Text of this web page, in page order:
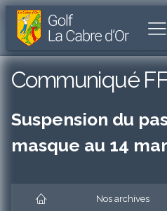
Golf
La
Cabre
d'Or
Parcours
de
trous
unique
Cabriès
Aller
l'accueil
au
Aller
contenu
au
pied
le
Nos archives
Communiqué
Suspension du
masque au 14